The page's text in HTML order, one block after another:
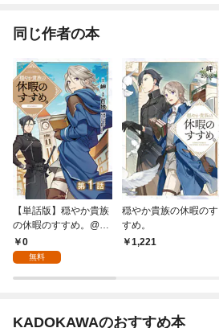
同じ作者の本
【単話版】穏やか貴族
の休暇のすすめ。@C
OMIC 第1話
0
無料
穏やか貴族の休暇のす
すめ。
1,221
KADOKAWAのおすすめ本